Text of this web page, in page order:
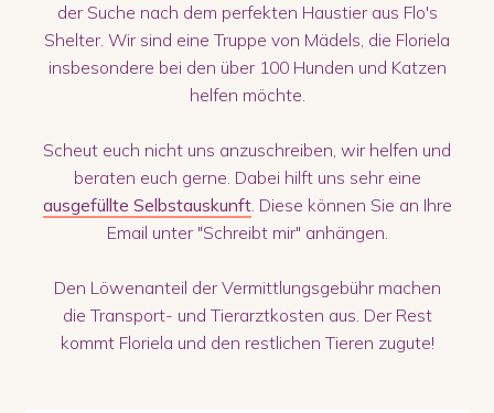
der Suche nach dem perfekten Haustier aus Flo's
Shelter. Wir sind eine Truppe von Mädels, die Floriela
insbesondere bei den über 100 Hunden und Katzen
helfen möchte.
Scheut euch nicht uns anzuschreiben, wir helfen und
beraten euch gerne. Dabei hilft uns sehr eine
ausgefüllte Selbstauskunft. Diese können Sie an Ihre
Email unter "Schreibt mir" anhängen.
Den Löwenanteil der Vermittlungsgebühr machen
die Transport- und Tierarztkosten aus. Der Rest
kommt Floriela und den restlichen Tieren zugute!